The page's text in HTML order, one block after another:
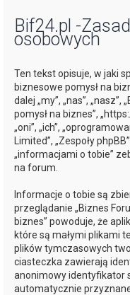
Bif24.pl -
osobowych
Ten tekst opisuje, w jaki
biznesowe pomysł na
dalej „my”, „nas”,
pomysł na biznes”,
„oni”, „ich”,
Limited”, „Zespoły
„informacjami o tobie”
na forum.
Informacje o tobie są
przeglądanie „Biznes
biznes” powoduje, że
które są małymi plikami
plików tymczasowych
ciasteczka zawierają
anonimowy identyfikator
automatycznie